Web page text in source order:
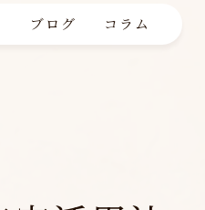
ブログ コラム